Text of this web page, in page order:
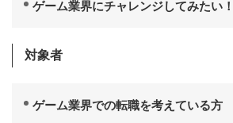
ゲーム業界にチャレンジしてみたい！
対象者
ゲーム業界での転職を考えている方